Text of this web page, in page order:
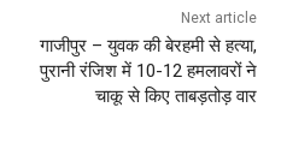
Next article
गाजीपुर – युवक की बेरहमी से हत्या,
पुरानी रंजिश में 10-12 हमलावरों ने
चाकू से किए ताबड़तोड़ वार